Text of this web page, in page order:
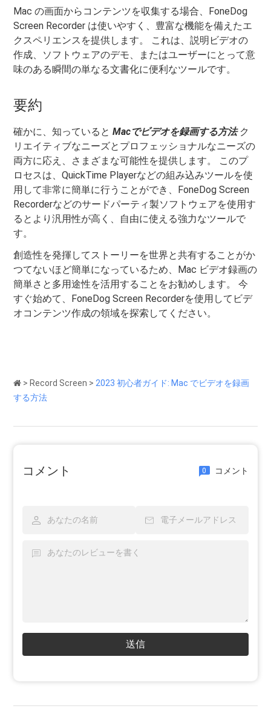
Mac の画面からコンテンツを収集する場合、FoneDog
Screen Recorder は使いやすく、豊富な機能を備えたエ
クスペリエンスを提供します。 これは、説明ビデオの
作成、ソフトウェアのデモ、またはユーザーにとって意
味のある瞬間の単なる文書化に便利なツールです。
要約
確かに、知っているとMacでビデオを録画する方法ク
リエイティブなニーズとプロフェッショナルなニーズの
両方に応え、さまざまな可能性を提供します。 このプ
ロセスは、QuickTime Playerなどの組み込みツールを使
用して非常に簡単に行うことができ、FoneDog Screen
Recorderなどのサードパーティ製ソフトウェアを使用す
るとより汎用性が高く、自由に使える強力なツールで
す。
創造性を発揮してストーリーを世界と共有することがか
つてないほど簡単になっているため、Mac ビデオ録画の
簡単さと多用途性を活用することをお勧めします。 今
すぐ始めて、FoneDog Screen Recorderを使用してビデ
オコンテンツ作成の領域を探索してください。
> Record Screen > 2023 初心者ガイド: Mac でビデオを録画
する方法
コメント 0 コメント
送信